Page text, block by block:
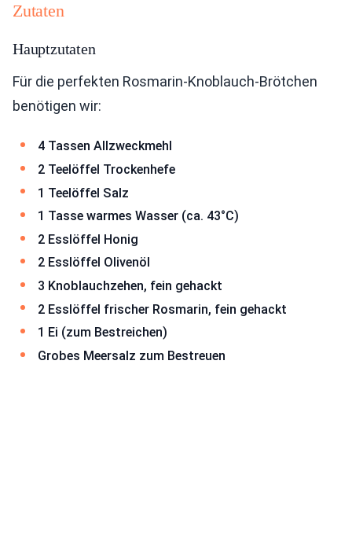
Zutaten
Hauptzutaten
Für die perfekten Rosmarin-Knoblauch-Brötchen
benötigen wir:
4 Tassen Allzweckmehl
2 Teelöffel Trockenhefe
1 Teelöffel Salz
1 Tasse warmes Wasser (ca. 43°C)
2 Esslöffel Honig
2 Esslöffel Olivenöl
3 Knoblauchzehen, fein gehackt
2 Esslöffel frischer Rosmarin, fein gehackt
1 Ei (zum Bestreichen)
Grobes Meersalz zum Bestreuen